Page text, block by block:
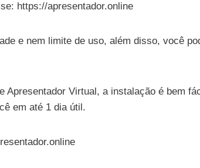
https://apresentador.online
e nem limite de uso, além disso, você
Apresentador Virtual, a instalação é bem
em até 1 dia útil.